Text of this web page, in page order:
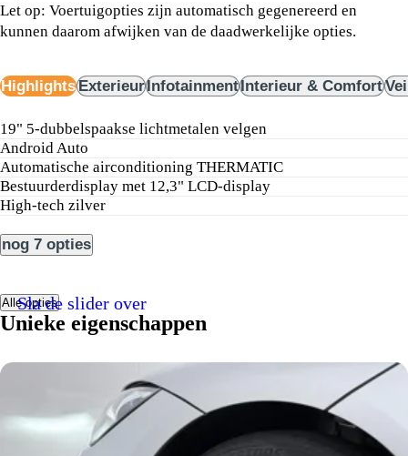
Let op: Voertuigopties zijn automatisch gegenereerd en
kunnen daarom afwijken van de daadwerkelijke opties.
HighlightsExterieurInfotainmentInterieur & Comfort
19" 5-dubbelspaakse lichtmetalen velgen
Android Auto
Automatische airconditioning THERMATIC
Bestuurderdisplay met 12,3" LCD-display
High-tech zilver
nog 7 opties
Alle opties
Unieke eigenschappen
Sla de slider over